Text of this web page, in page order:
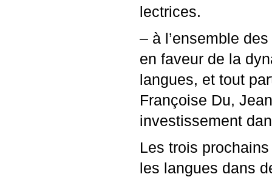
lectrices.
– à l’ensemble
en faveur de la
langues, et tout
Françoise Du,
investissement
Les trois
les langues dans